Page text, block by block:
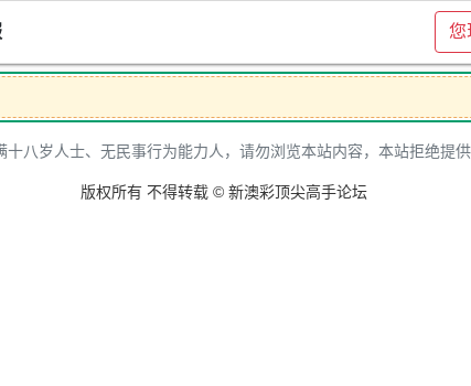
您
十八岁人士、无民事行为能力人，请勿浏览本站内容，本站拒绝提供
版权所有 不得转载 © 新澳彩顶尖高手论坛